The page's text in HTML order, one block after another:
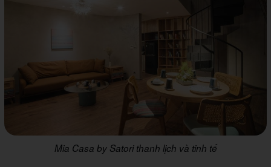
Mia Casa by Satori thanh lịch và tinh tế